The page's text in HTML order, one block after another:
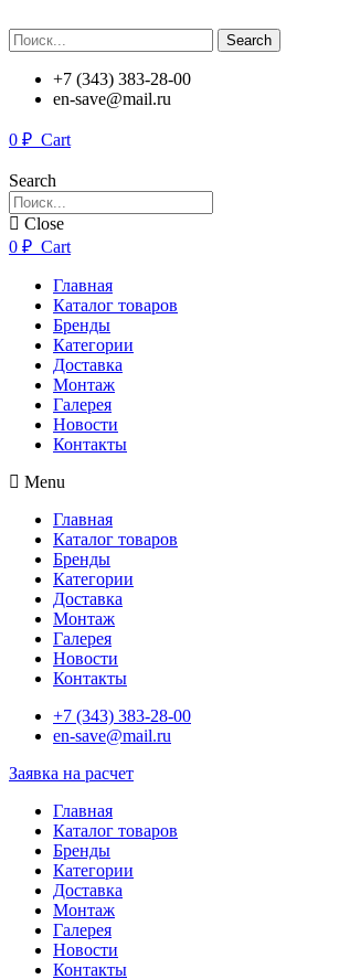
Search
+7 (343) 383-28-00
en-save@mail.ru
0 ₽ Cart
Search
Close
0 ₽ Cart
Главная
Каталог товаров
Бренды
Категории
Доставка
Монтаж
Галерея
Новости
Контакты
Menu
Главная
Каталог товаров
Бренды
Категории
Доставка
Монтаж
Галерея
Новости
Контакты
+7 (343) 383-28-00
en-save@mail.ru
Заявка на расчет
Главная
Каталог товаров
Бренды
Категории
Доставка
Монтаж
Галерея
Новости
Контакты